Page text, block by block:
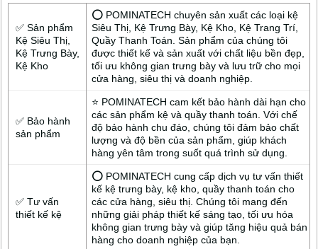
✅ Sản phẩm
Kệ Siêu Thị,
Kệ Trưng Bày,
Kệ Kho
⭕ POMINATECH chuyên sản xuất các loại kệ
Siêu Thị, Kệ Trưng Bày, Kệ Kho, Kệ Trang Trí,
Quầy Thanh Toán. Sản phẩm của chúng tôi
được thiết kế và sản xuất với chất liệu bền đẹp,
tối ưu không gian trưng bày và lưu trữ cho mọi
cửa hàng, siêu thị và doanh nghiệp.
✅ Bảo hành
sản phẩm
⭐ POMINATECH cam kết bảo hành dài hạn cho
các sản phẩm kệ và quầy thanh toán. Với chế
độ bảo hành chu đáo, chúng tôi đảm bảo chất
lượng và độ bền của sản phẩm, giúp khách
hàng yên tâm trong suốt quá trình sử dụng.
✅ Tư vấn
thiết kế kệ
⭕ POMINATECH cung cấp dịch vụ tư vấn thiết
kế kệ trưng bày, kệ kho, quầy thanh toán cho
các cửa hàng, siêu thị. Chúng tôi mang đến
những giải pháp thiết kế sáng tạo, tối ưu hóa
không gian trưng bày và giúp tăng hiệu quả bán
hàng cho doanh nghiệp của bạn.